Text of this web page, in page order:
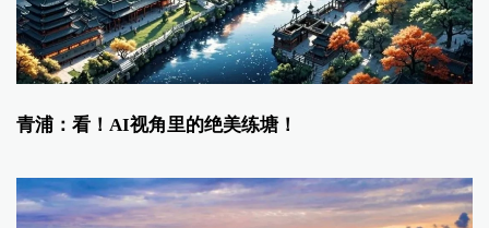
青浦：看！AI视角里的绝美练塘！